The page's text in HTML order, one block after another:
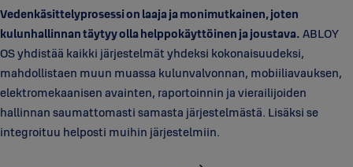
Vedenkäsittelyprosessi on laaja ja monimutkainen, joten
kulunhallinnan täytyy olla helppokäyttöinen ja joustava. ABLOY
OS yhdistää kaikki järjestelmät yhdeksi kokonaisuudeksi,
mahdollistaen muun muassa kulunvalvonnan, mobiiliavauksen,
elektromekaanisen avainten, raportoinnin ja vierailijoiden
hallinnan saumattomasti samasta järjestelmästä. Lisäksi se
integroituu helposti muihin järjestelmiin.